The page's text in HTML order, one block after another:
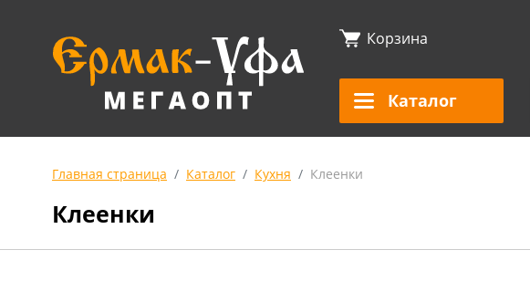
Корзина
Каталог
Главная страница Каталог Кухня Клеенки
Клеенки